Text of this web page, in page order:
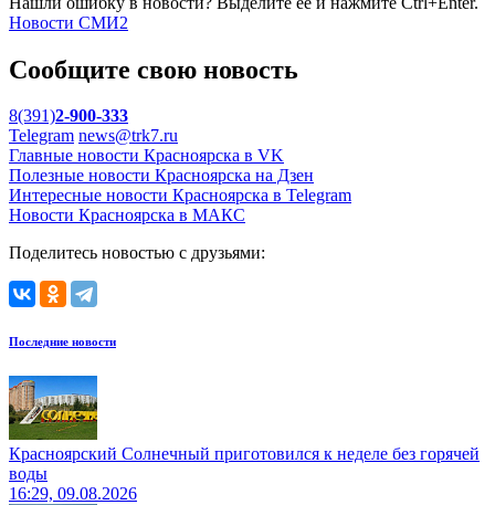
Новости СМИ2
Сообщите свою новость
8(391)2-900-333
Telegram news@trk7.ru
Главные новости Красноярска в VK
Полезные новости Красноярска на Дзен
Интересные новости Красноярска в Telegram
Новости Красноярска в МАКС
Поделитесь новостью с друзьями:
Последние новости
Красноярский Солнечный приготовился к неделе без горячей
воды
16:29, 09.08.2026